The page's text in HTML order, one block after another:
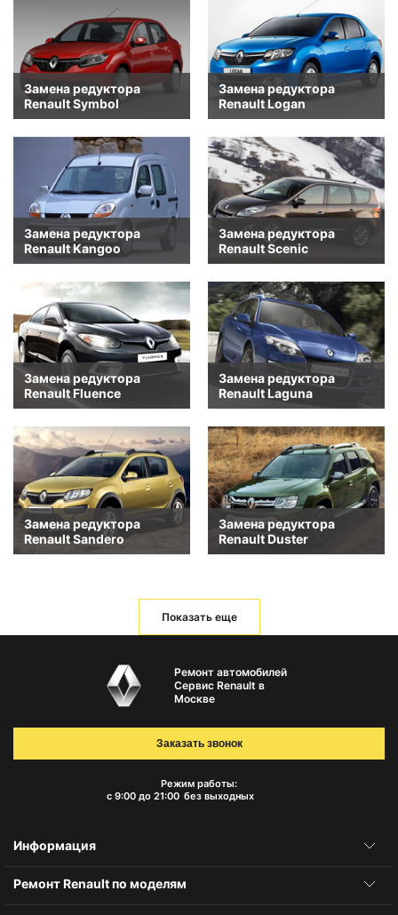
Замена редуктора
Renault Symbol
Замена редуктора
Renault Logan
Замена редуктора
Renault Kangoo
Замена редуктора
Renault Scenic
Замена редуктора
Renault Fluence
Замена редуктора
Renault Laguna
Замена редуктора
Renault Sandero
Замена редуктора
Renault Duster
Показать еще
Ремонт автомобилей
Сервис Renault в
Москве
Режим работы:
с 9:00 до 21:00 без выходных
Заказать звонок
Информация
Ремонт Renault по моделям